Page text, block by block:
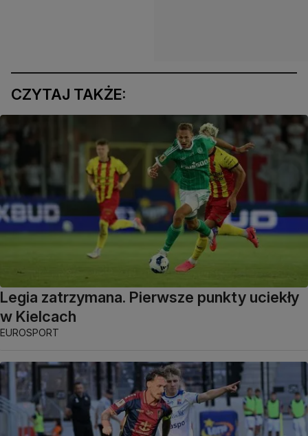
CZYTAJ TAKŻE:
Legia zatrzymana. Pierwsze punkty uciekły
w Kielcach
EUROSPORT